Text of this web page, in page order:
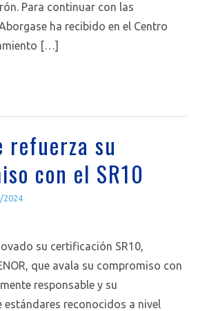
Para continuar con las
ha recibido en el Centro
[…]
refuerza su
con el SR10
2024
su certificación SR10,
que avala su compromiso con
responsable y su
estándares reconocidos a nivel